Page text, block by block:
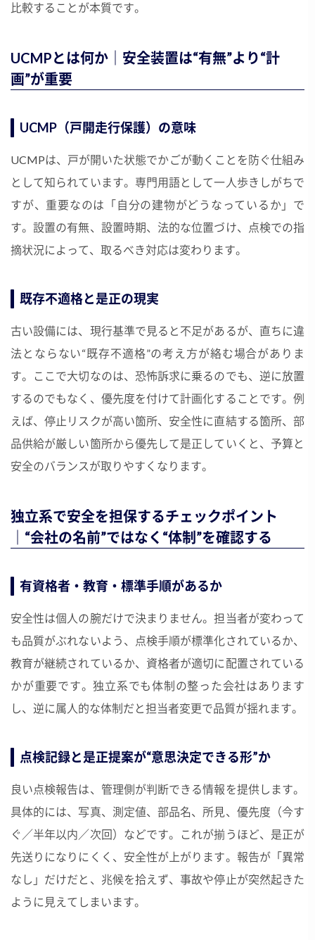
比較することが本質です。
UCMPとは何か｜安全装置は“有無”より“計
画”が重要
UCMP（戸開走行保護）の意味
UCMPは、戸が開いた状態でかごが動くことを防ぐ仕組み
として知られています。専門用語として一人歩きしがちで
すが、重要なのは「自分の建物がどうなっているか」で
す。設置の有無、設置時期、法的な位置づけ、点検での指
摘状況によって、取るべき対応は変わります。
既存不適格と是正の現実
古い設備には、現行基準で見ると不足があるが、直ちに違
法とならない“既存不適格”の考え方が絡む場合がありま
す。ここで大切なのは、恐怖訴求に乗るのでも、逆に放置
するのでもなく、優先度を付けて計画化することです。例
えば、停止リスクが高い箇所、安全性に直結する箇所、部
品供給が厳しい箇所から優先して是正していくと、予算と
安全のバランスが取りやすくなります。
独立系で安全を担保するチェックポイント
｜“会社の名前”ではなく“体制”を確認する
有資格者・教育・標準手順があるか
安全性は個人の腕だけで決まりません。担当者が変わって
も品質がぶれないよう、点検手順が標準化されているか、
教育が継続されているか、資格者が適切に配置されている
かが重要です。独立系でも体制の整った会社はあります
し、逆に属人的な体制だと担当者変更で品質が揺れます。
点検記録と是正提案が“意思決定できる形”か
良い点検報告は、管理側が判断できる情報を提供します。
具体的には、写真、測定値、部品名、所見、優先度（今す
ぐ／半年以内／次回）などです。これが揃うほど、是正が
先送りになりにくく、安全性が上がります。報告が「異常
なし」だけだと、兆候を拾えず、事故や停止が突然起きた
ように見えてしまいます。